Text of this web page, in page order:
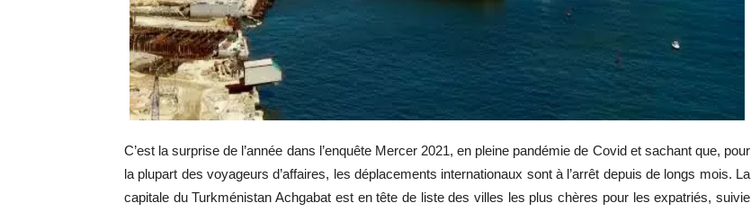
C’est la surprise de l’année dans l’enquête Mercer 2021, en pleine pandémie de Covid et sachant que, pour
la plupart des voyageurs d’affaires, les déplacements internationaux sont à l’arrêt depuis de longs mois. La
capitale du Turkménistan Achgabat est en tête de liste des villes les plus chères pour les expatriés, suivie